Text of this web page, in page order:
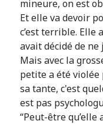
mineure, on est
Et elle va devoir
c’est terrible. Elle
avait décidé de
Mais avec la
petite a été violée
sa tante, c'est
est pas
“Peut-être qu’elle